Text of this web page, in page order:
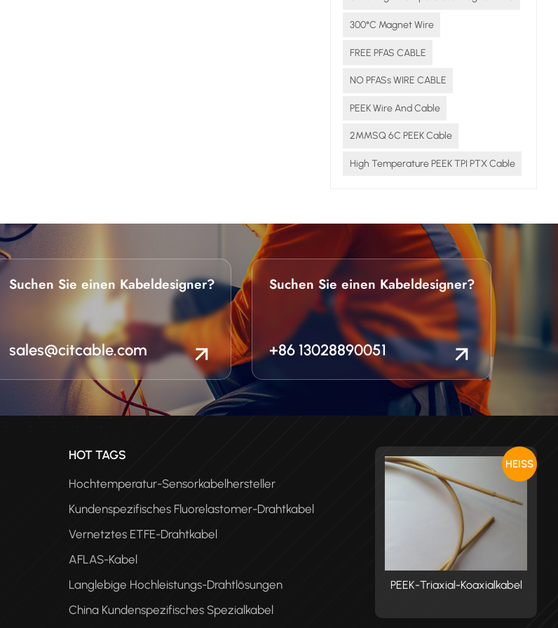
300°C Magnet Wire
FREE PFAS CABLE
NO PFASs WIRE CABLE
PEEK Wire And Cable
2MMSQ 6C PEEK Cable
High Temperature PEEK TPI PTX Cable
Suchen Sie einen Kabeldesigner?
sales@citcable.com
Suchen Sie einen Kabeldesigner?
+86 13028890051
HOT TAGS
Hochtemperatur-Sensorkabelhersteller
Kundenspezifisches Fluorelastomer-Drahtkabel
Vernetztes ETFE-Drahtkabel
AFLAS-Kabel
Langlebige Hochleistungs-Drahtlösungen
China Kundenspezifisches Spezialkabel
HEISS
PEEK-Triaxial-Koaxialkabel PEEK-Triaxial-Koaxialkabel